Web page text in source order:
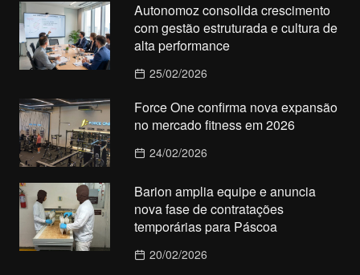
Autonomoz consolida crescimento
com gestão estruturada e cultura de
alta performance
25/02/2026
Force One confirma nova expansão
no mercado fitness em 2026
24/02/2026
Barion amplia equipe e anuncia
nova fase de contratações
temporárias para Páscoa
20/02/2026